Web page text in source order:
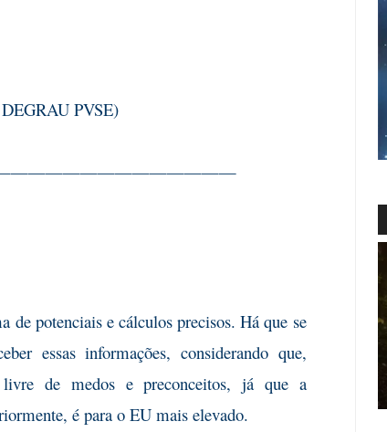
PVSE)
de potenciais e cálculos precisos. Há que se
essas informações, considerando que,
de medos e preconceitos, já que a
é para o EU mais elevado.